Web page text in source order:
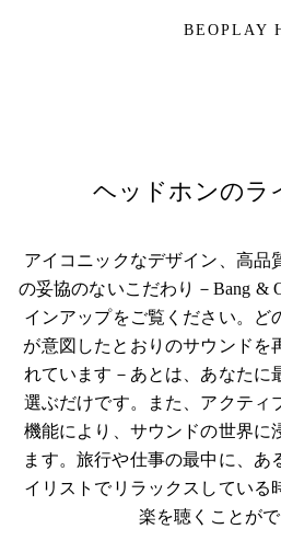
BEOPLAY
ヘッドホンのラ
アイコニックなデザイン、高品
の妥協のないこだわり－Bang &
インアップをご覧ください。ど
が意図したとおりのサウンドを
れています－あとは、あなたに
選ぶだけです。また、アクティ
機能により、サウンドの世界に
ます。旅行や仕事の最中に、あ
イリストでリラックスしている
楽を聴くことがで